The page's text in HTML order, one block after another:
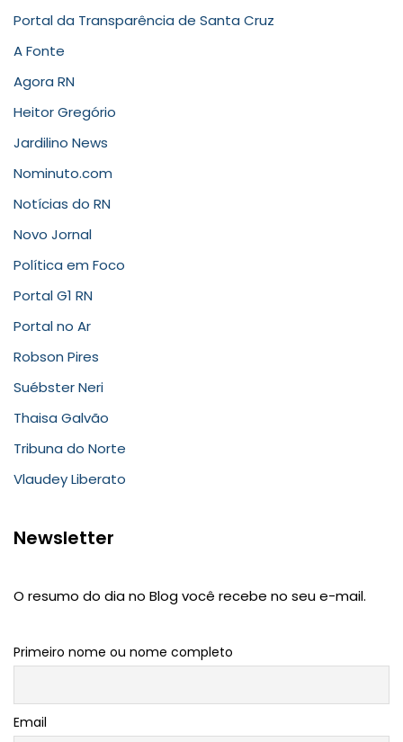
Portal da Transparência de Santa Cruz
A Fonte
Agora RN
Heitor Gregório
Jardilino News
Nominuto.com
Notícias do RN
Novo Jornal
Política em Foco
Portal G1 RN
Portal no Ar
Robson Pires
Suébster Neri
Thaisa Galvão
Tribuna do Norte
Vlaudey Liberato
Newsletter
O resumo do dia no Blog você recebe no seu e-mail.
Primeiro nome ou nome completo
Email